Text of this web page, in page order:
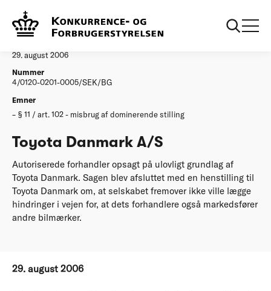
Afgørelser
29. august 2006
Nummer
4/0120-0201-0005/SEK/BG
Emner
§ 11 / art. 102 - misbrug af dominerende stilling
Toyota Danmark A/S
Autoriserede forhandler opsagt på ulovligt grundlag af
Toyota Danmark. Sagen blev afsluttet med en henstilling til
Toyota Danmark om, at selskabet fremover ikke ville lægge
hindringer i vejen for, at dets forhandlere også markedsfører
andre bilmærker.
29. august 2006